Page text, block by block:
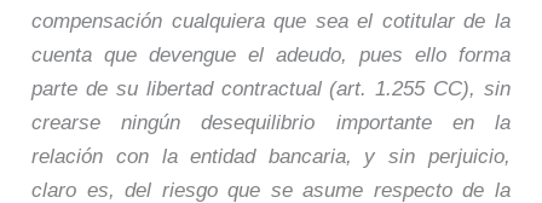
compensación cualquiera que sea el cotitular de la
cuenta que devengue el adeudo, pues ello forma
parte de su libertad contractual (art. 1.255 CC), sin
crearse ningún desequilibrio importante en la
relación con la entidad bancaria, y sin perjuicio,
claro es, del riesgo que se asume respecto de la